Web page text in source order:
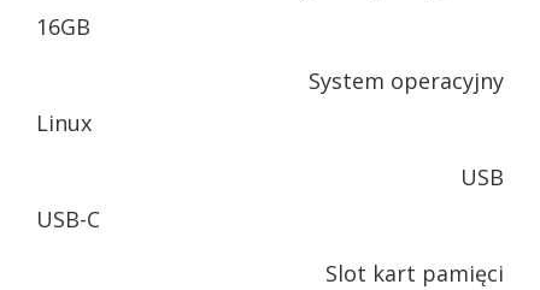
16GB
System operacyjny
Linux
USB
USB-C
Slot kart pamięci